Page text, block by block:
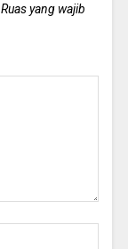
Ruas yang wajib